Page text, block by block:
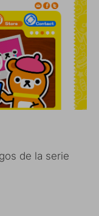
de la serie